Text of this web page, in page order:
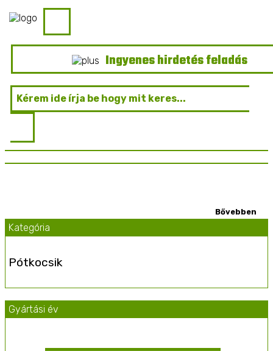
Ingyenes hirdetés feladás
Kategória
Pótkocsik
Gyártási év